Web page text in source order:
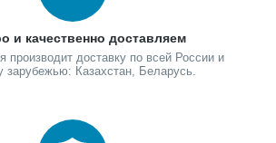
и качественно доставляем
производит доставку по всей России и
зарубежью: Казахстан, Беларусь.